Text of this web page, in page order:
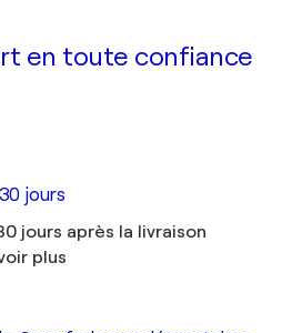
en toute confiance
jours
jours après la livraison
plus